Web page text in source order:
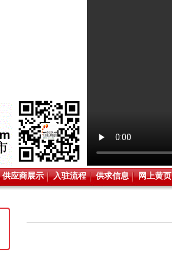
供应商展示 入驻流程 供求信息 网上黄页